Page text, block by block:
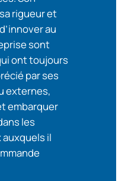
rigueur et
au
sont
ont toujours
par ses
externes,
embarquer
les
il